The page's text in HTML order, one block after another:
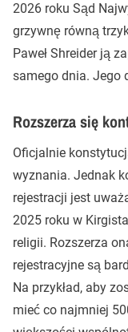
2026 roku Sąd
grzywnę równą
Paweł Shreider ją
samego dnia. Jego
Rozszerza się
Oficjalnie
wyznania. Jednak
rejestracji jest
2025 roku w
religii. Rozszerza
rejestracyjne są
Na przykład, aby
mieć co najmniej